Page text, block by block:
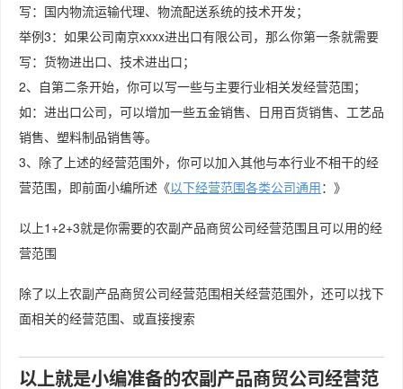
写：国内物流运输代理、物流配送系统的技术开发；
举例3：如果公司南京xxxx进出口有限公司，那么你第一条就需要
写：货物进出口、技术进出口；
2、自第二条开始，你可以写一些与主要行业相关发经营范围；
如：进出口公司，可以增加一些五金销售、日用百货销售、工艺品
销售、塑料制品销售等。
3、除了上述的经营范围外，你可以加入其他与本行业不相干的经
营范围，即前面小编所述《以下经营范围各类公司通用：》
以上1+2+3就是你需要的农副产品商贸公司经营范围且可以用的经
营范围
除了以上农副产品商贸公司经营范围相关经营范围外，还可以找下
面相关的经营范围、或直接搜索
以上就是小编准备的农副产品商贸公司经营范